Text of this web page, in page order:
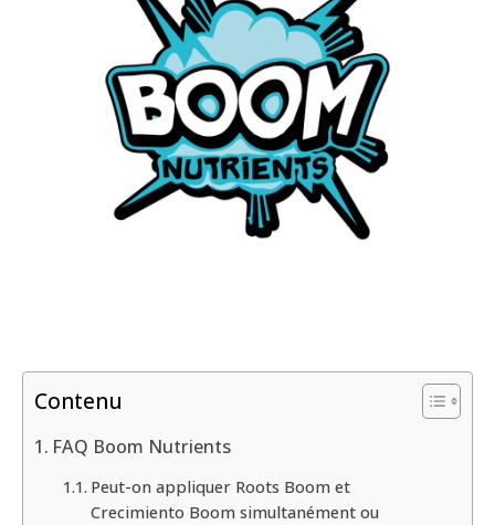
Contenu
FAQ Boom Nutrients
Peut-on appliquer Roots Boom et
Crecimiento Boom simultanément ou